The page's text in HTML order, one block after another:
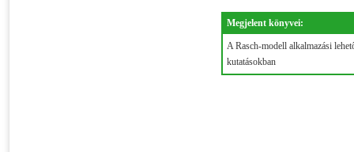
Megjelent könyvei:
A Rasch-modell alkalmazási
kutatásokban